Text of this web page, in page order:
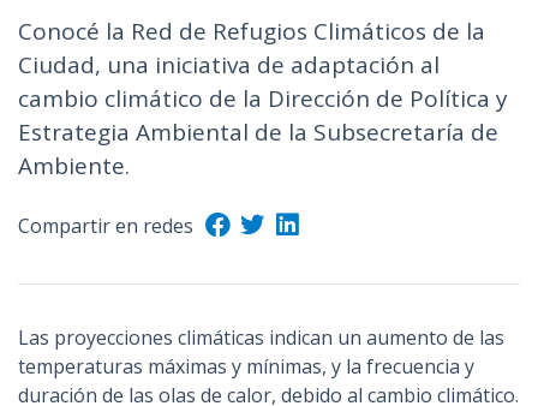
Conocé la Red de Refugios Climáticos de la
Ciudad, una iniciativa de adaptación al
cambio climático de la Dirección de Política y
Estrategia Ambiental de la Subsecretaría de
Ambiente.
Compartir en redes
Las proyecciones climáticas indican un aumento de las
temperaturas máximas y mínimas, y la frecuencia y
duración de las olas de calor, debido al cambio climático.